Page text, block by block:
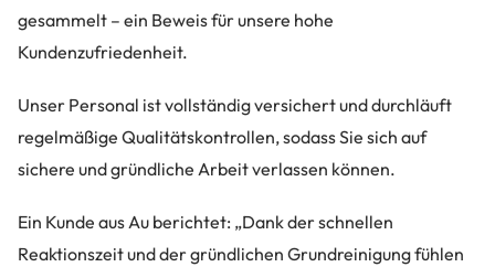
gesammelt – ein Beweis für unsere hohe
Kundenzufriedenheit.
Unser Personal ist vollständig versichert und durchläuft
regelmäßige Qualitätskontrollen, sodass Sie sich auf
sichere und gründliche Arbeit verlassen können.
Ein Kunde aus Au berichtet: „Dank der schnellen
Reaktionszeit und der gründlichen Grundreinigung fühlen